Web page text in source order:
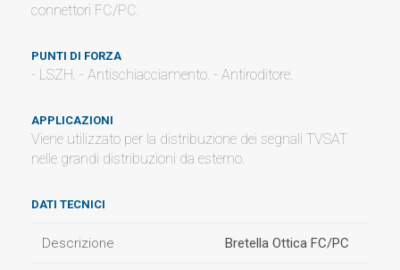
connettori FC/PC.
PUNTI DI FORZA
- LSZH. - Antischiacciamento. - Antiroditore.
APPLICAZIONI
Viene utilizzato per la distribuzione dei segnali TVSAT
nelle grandi distribuzioni da esterno.
DATI TECNICI
Descrizione Bretella Ottica FC/PC